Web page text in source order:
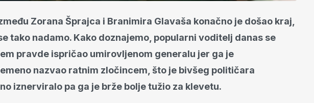
Zorana Šprajca i Branimira Glavaša konačno je došao kraj,
tako nadamo. Kako doznajemo, popularni voditelj danas se
pravde ispričao umirovljenom generalu jer ga je
nazvao ratnim zločincem, što je bivšeg političara
iznerviralo pa ga je brže bolje tužio za klevetu.